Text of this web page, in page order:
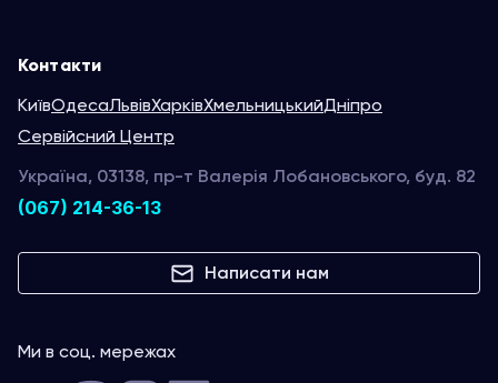
Контакти
КиївОдесаЛьвівХарківХмельницькийДніпро
Сервійсний Центр
Україна, 03138, пр-т Валерія Лобановського, буд. 82
(067) 214-36-13
Написати нам
Ми в соц. мережах